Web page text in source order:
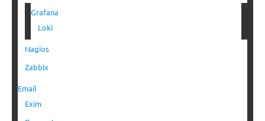
Grafana
Loki
Nagios
Zabbix
Email
Exim